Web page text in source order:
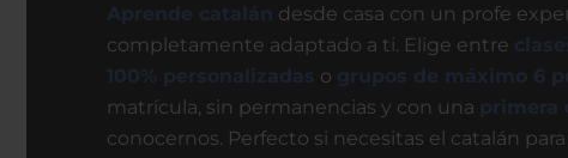
Aprende catalán desde casa con un profe
completamente adaptado a ti. Elige entre
100% personalizadas o grupos de máximo 6
matrícula, sin permanencias y con una primera
conocernos. Perfecto si necesitas el catalán